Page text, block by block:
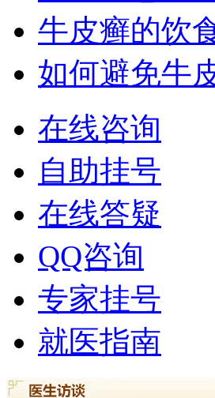
牛皮癣的饮
如何避免牛
在线咨询
自助挂号
在线答疑
QQ咨询
专家挂号
就医指南